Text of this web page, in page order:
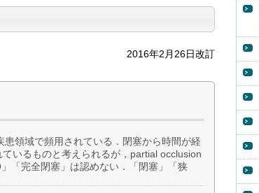
2016年2月26日改訂
領域で頻用されている．閉塞から時間が経
いるものと考えられるが，partial occlusion
「完全閉塞」は認めない．「閉塞」「狭